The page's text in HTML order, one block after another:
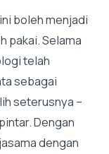
boleh menjadi
pakai. Selama
telah
sebagai
seterusnya –
Dengan
dengan